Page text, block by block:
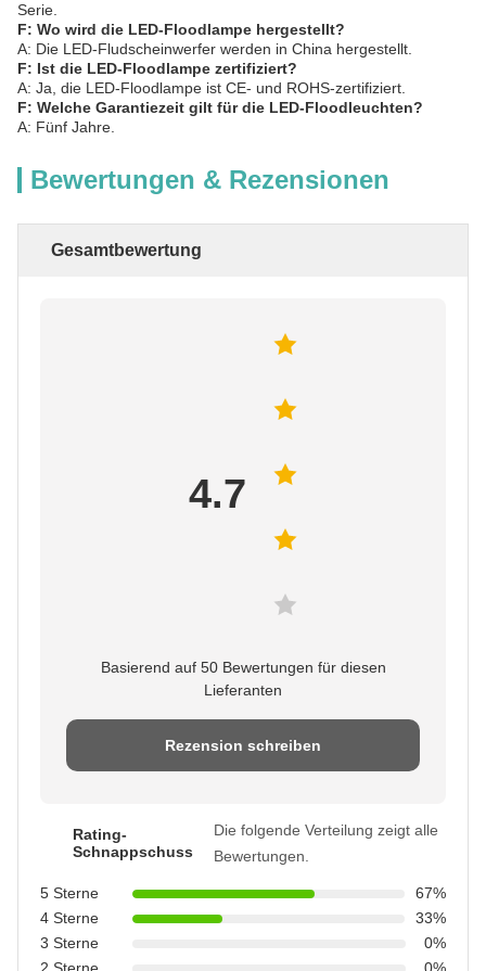
Serie.
F: Wo wird die LED-Floodlampe hergestellt?
A: Die LED-Fludscheinwerfer werden in China hergestellt.
F: Ist die LED-Floodlampe zertifiziert?
A: Ja, die LED-Floodlampe ist CE- und ROHS-zertifiziert.
F: Welche Garantiezeit gilt für die LED-Floodleuchten?
A: Fünf Jahre.
Bewertungen & Rezensionen
Gesamtbewertung
4.7
Basierend auf 50 Bewertungen für diesen
Lieferanten
Rezension schreiben
Rating-
Schnappschuss
Die folgende Verteilung zeigt alle
Bewertungen.
5 Sterne
67%
4 Sterne
33%
3 Sterne
0%